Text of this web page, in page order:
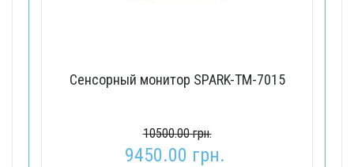
Сенсорный монитор SPARK-TМ-7015
10500.00 грн.
9450.00 грн.